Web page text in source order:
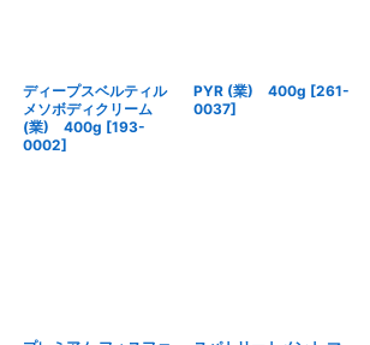
ディープスベルティル
メソボディクリーム
(業) 400g [193-
0002]
PYR (業) 400g [261-
0037]